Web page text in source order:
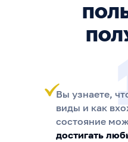
Вы узнаете,
виды и как
состояние
достигать